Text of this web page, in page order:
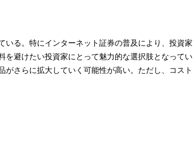
いる。特にインターネット証券の普及により、投資家
避けたい投資家にとって魅力的な選択肢となってい
さらに拡大していく可能性が高い。ただし、コスト